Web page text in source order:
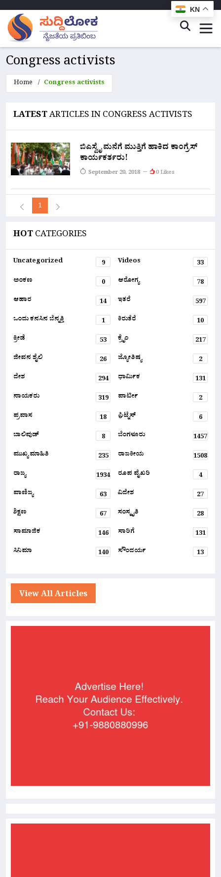
Congress activists
Home Congress activists
LATESTARTICLES IN CONGRESS ACTIVISTS
ಬಿಎಸ್ವೈ ಮನೆಗೆ ಮುತ್ತಿಗೆ ಹಾಕಿದ ಕಾಂಗ್ರೆಸ್
ಕಾರ್ಯಕರ್ತರು!
September 20, 2018 0 Likes
1
HOTCATEGORIES
Uncategorized 9 Videos
33
ಅಂಕಣ
0 ಆರೋಗ್ಯ
78
ಆಹಾರ
14 ಇತರೆ
597
ಒಂದು ಕನಸಿನ ಬೆನ್ನತ್ತಿ
1 ಕಿರುತೆರೆ
10
ಕ್ರೀಡೆ
53 ಕ್ರೈಂ
217
ಜೀವನ ಶೈಲಿ
26 ಜ್ಯೋತಿಷ್ಯ
2
ದೇಶ
294 ಧಾರ್ಮಿಕ
131
ನಾಯಕರು
319 ಪಾರ್ಟೀ
2
ಪ್ರವಾಸ
18 ಫ಼ಿಟ್ನೆಸ್
6
ಬಾಲಿವುಡ್
8 ಬೆಂಗಳೂರು
1457
ಮುಖ್ಯ ಮಾಹಿತಿ
235 ರಾಜಕೀಯ
1508
ರಾಜ್ಯ
1934 ರೂಪ ವೈಖರಿ
4
ವಾಣಿಜ್ಯ
63 ವಿದೇಶ
27
ಶಿಕ್ಷಣ
67 ಸಂಸ್ಕೃತಿ
28
ಸಾಮಾಜಿಕ
146 ಸಾರಿಗೆ
131
ಸಿನಿಮಾ
140 ಸೌಂದರ್ಯ 13
View All Articles
KN